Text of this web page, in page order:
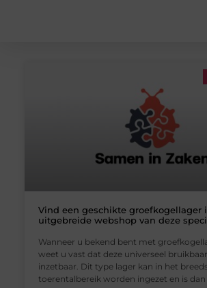
Vind een geschikte groefkogellager
uitgebreide webshop van deze
Wanneer u bekend bent met
weet u vast dat deze universeel
inzetbaar. Dit type lager kan in het
toerentalbereik worden ingezet en is